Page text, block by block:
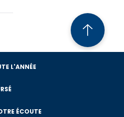
KIOSQUE NUMÉRIQUE
L'ANNÉE
ÉCOUTE